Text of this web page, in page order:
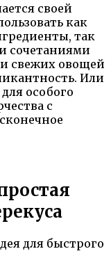
своей
как
так
сочетаниями
свежих овощей
Или
особого
с